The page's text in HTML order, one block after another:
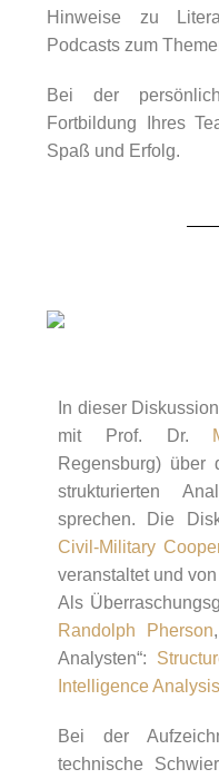
Hinweise zu
Podcasts zum
Bei der
Fortbildung Ihres
Spaß und Erfolg.
In dieser
mit Prof. Dr.
Regensburg) über
strukturierten
sprechen. Die
Civil-Military
veranstaltet und
Als
Randolph Pherson
Analysten“:
Intelligence Analysis
Bei der
technische